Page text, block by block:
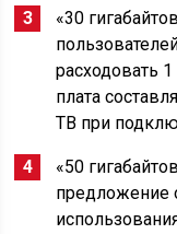
«30
расходовать
плата
ТВ при
«50
предложение